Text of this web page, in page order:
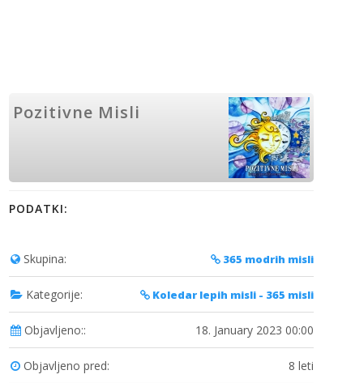
Pozitivne Misli
PODATKI:
Skupina: 365 modrih misli
Kategorije: Koledar lepih misli - 365 misli
Objavljeno:: 18. January 2023 00:00
Objavljeno pred: 8 leti